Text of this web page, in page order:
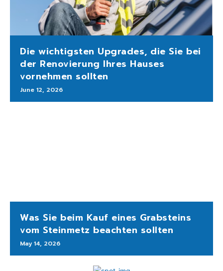
Die wichtigsten Upgrades, die Sie bei
der Renovierung Ihres Hauses
vornehmen sollten
June 12, 2026
Was Sie beim Kauf eines Grabsteins
vom Steinmetz beachten sollten
May 14, 2026